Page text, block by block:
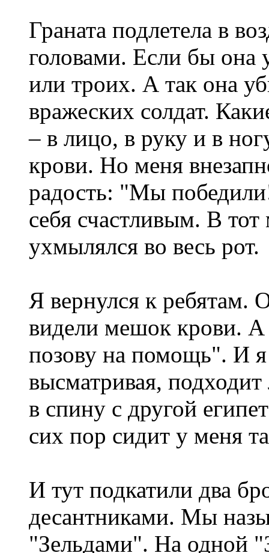
Граната подлетела в
головами. Если бы она
или троих. А так она
вражеских солдат.
– в лицо, в руку и в
крови. Но меня
радость: "Мы
себя счастливым. В
ухмылялся во весь рот.
Я вернулся к ребятам.
видели мешок крови. А
позову на помощь". И
высматривая,
в спину с другой
сих пор сидит у меня
И тут подкатили два
десантниками. Мы
"Зельдами". На одной